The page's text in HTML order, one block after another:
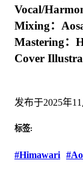
Vocal/
Mixing：
Mastering：
Cover
发布于2025年11
标签:
#Himawari